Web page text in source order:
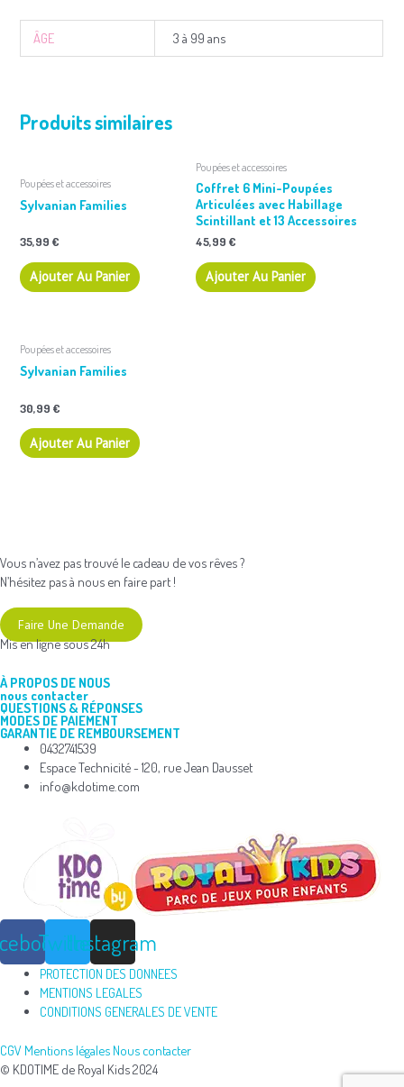
ÂGE 3 à 99 ans
Produits similaires
Poupées et accessoires
Sylvanian Families
35,99€
Ajouter Au Panier
Poupées et accessoires
Coffret 6 Mini-Poupées
Articulées avec Habillage
Scintillant et 13 Accessoires
45,99 €
Ajouter Au Panier
Poupées et accessoires
Sylvanian Families
30,99€
Ajouter Au Panier
Vous n’avez pas trouvé le cadeau de vos rêves ?
N’hésitez pas à nous en faire part !
Faire Une Demande
Mis en ligne sous 24h
À PROPOS DE NOUS
nous contacter
QUESTIONS & RÉPONSES
MODES DE PAIEMENT
GARANTIE DE REMBOURSEMENT
0432741539
Espace Technicité - 120, rue Jean Dausset
info@kdotime.com
TwitterInstagram
PROTECTION DES DONNEES
MENTIONS LEGALES
CONDITIONS GENERALES DE VENTE
CGV Mentions légales Nous contacter
© KDOTIME de Royal Kids 2024